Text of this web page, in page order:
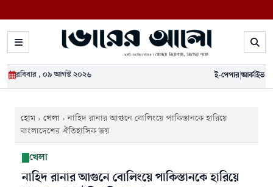
রবিবার , ০৯ আগস্ট ২০২৬ ই-পেপার|আর্কাইভ
হোম › খেলা ›নাহিদ রানার আগুনে বোলিংয়ে পাকিস্তানকে হারিয়ে
বাংলাদেশের ঐতিহাসিক জয়
খেলা
নাহিদ রানার আগুনে বোলিংয়ে পাকিস্তানকে হারিয়ে